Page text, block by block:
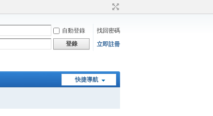
自動登錄
找回密碼
登錄 立即註冊
快捷導航